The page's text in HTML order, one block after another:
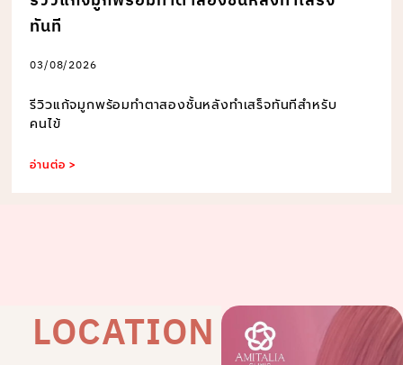
ทันที
03/08/2026
รีวิวแก้จมูกพร้อมทำตาสองชั้นหลังทำเสร็จทันทีสำหรับ
คนไข้
อ่านต่อ >
LOCATION